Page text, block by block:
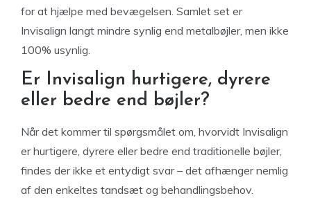
for at hjælpe med bevægelsen. Samlet set er
Invisalign langt mindre synlig end metalbøjler, men ikke
100% usynlig.
Er Invisalign hurtigere, dyrere
eller bedre end bøjler?
Når det kommer til spørgsmålet om, hvorvidt Invisalign
er hurtigere, dyrere eller bedre end traditionelle bøjler,
findes der ikke et entydigt svar – det afhænger nemlig
af den enkeltes tandsæt og behandlingsbehov.